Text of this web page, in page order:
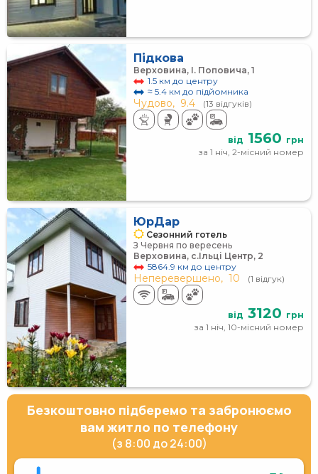
Підкова
Верховина, І. Поповича, 1
1.5 км до центру
≈ 5.4 км до підйомника
Чудово, 9.4 (13 відгуків)
від 1560 грн
за 1 ніч, 2-місний номер
ЮрДар
Сезонний готель
З Червня по вересень
Верховина, с.Ільці Центр, 2
5864.9 км до центру
Неперевершено, 10 (1 відгук)
від 3120 грн
за 1 ніч, 10-місний номер
Безкоштовно підберемо та забронюємо
вам житло по телефону
(з 8:00 до 24:00)